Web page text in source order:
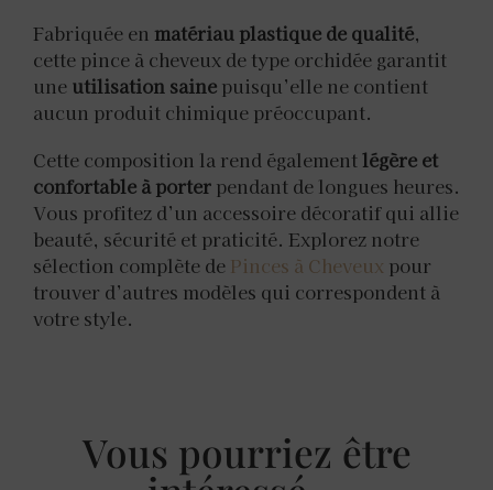
Fabriquée en matériau plastique de qualité,
cette pince à cheveux de type orchidée garantit
une utilisation saine puisqu’elle ne contient
aucun produit chimique préoccupant.
Cette composition la rend égalementlégère et
confortable à porter pendant de longues heures.
Vous profitez d’un accessoire décoratif qui allie
beauté, sécurité et praticité. Explorez notre
sélection complète de Pinces à Cheveux pour
trouver d’autres modèles qui correspondent à
votre style.
Vous pourriez être